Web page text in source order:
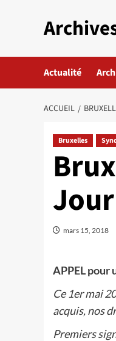
Actualité
ACCUEIL
Bruxelles
mars 15, 2018
APPEL pour
Ce 1er mai
acquis, nos
Premiers